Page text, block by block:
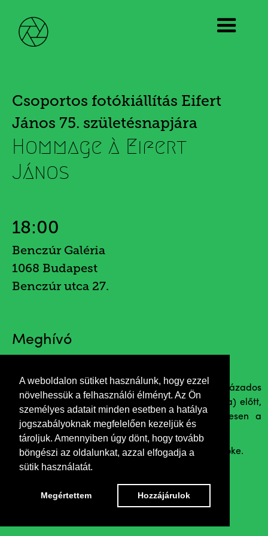
A weboldalon sütiket használunk, hogy ezzel
növelhessük a felhasználói élményt. Az Ön
személyes adatait minden esetben a hatálya
jogszabályoknak megfelelően kezeljük és
tároljuk. Amennyiben úgy dönt, hogy tovább
böngészi az oldalunkat, azzal elfogadja a
sütik használatát.
Megértettem Hozzájárulok
Csoportos fotókiállítás Eifert
János 75. születésnapjára
Hommage à Eifert
János
18:00
Benczúr Galéria
1068 Budapest
Benczúr utca 27.
Meghívó
Az ABFA tagjai e kiállítással tisztelegnek a fél évszázados
pályát maga mögött tudó mester (és munkássága) előtt,
aki maga is tagja az egyesületnek. Természetesen a
megnyitó után lehetőség lesz (vele is) beszélgetni.
Beszédet mond Károly György Tamás, az ABFA elnöke.